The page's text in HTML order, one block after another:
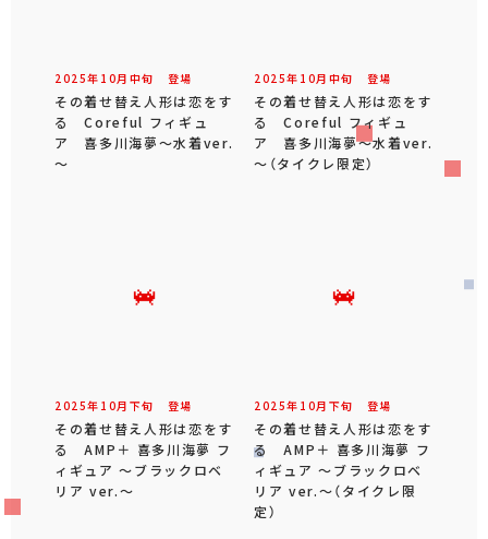
2025年 10月 中旬 登場
その着せ替え人形は恋をす
る Coreful フィギュ
ア 喜多川海夢～水着ver.
～
2025年 10月 中旬 登場
その着せ替え人形は恋をす
る Coreful フィギュ
ア 喜多川海夢～水着ver.
～（タイクレ限定）
2025年 10月 下旬 登場
その着せ替え人形は恋をす
る AMP＋ 喜多川海夢 フ
ィギュア ～ブラックロベ
リア ver.～
2025年 10月 下旬 登場
その着せ替え人形は恋をす
る AMP＋ 喜多川海夢 フ
ィギュア ～ブラックロベ
リア ver.～（タイクレ限
定）